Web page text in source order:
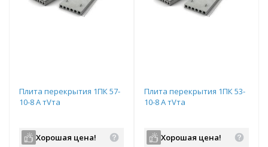
Плита перекрытия 1ПК 57-
10-8 А тVта
Хорошая цена!
Плита перекрытия 1ПК 53-
10-8 А тVта
Хорошая цена!